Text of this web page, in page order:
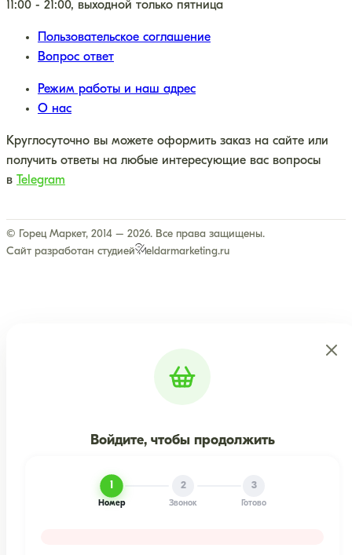
11:00 - 21:00, выходной только пятница
Пользовательское соглашение
Вопрос ответ
Режим работы и наш адрес
О нас
Круглосуточно вы можете оформить заказ на сайте или
получить ответы на любые интересующие вас вопросы
в
Telegram
© Горец Маркет, 2014 – 2026. Все права защищены.
Сайт разработан студией
eldarmarketing.ru
Войдите, чтобы продолжить
1
Номер
2
Звонок
3
Готово